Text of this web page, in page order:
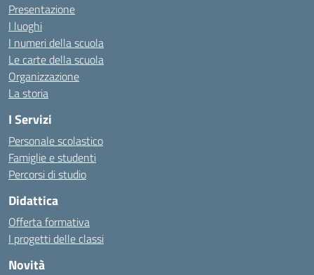
Presentazione
I luoghi
I numeri della scuola
Le carte della scuola
Organizzazione
La storia
I Servizi
Personale scolastico
Famiglie e studenti
Percorsi di studio
Didattica
Offerta formativa
I progetti delle classi
Novità